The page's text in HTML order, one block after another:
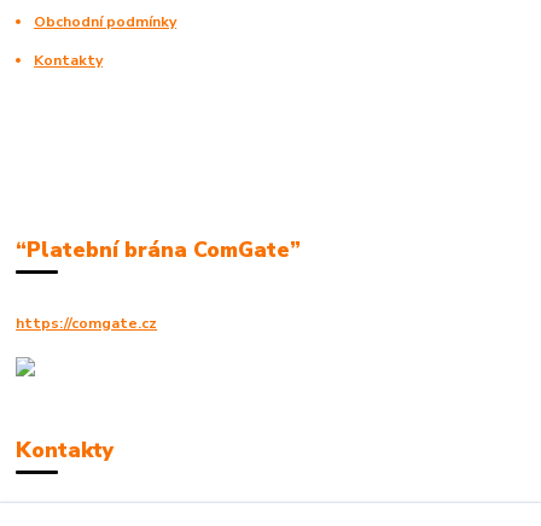
Obchodní podmínky
Kontakty
“Platební brána ComGate”
https://comgate.cz
Kontakty